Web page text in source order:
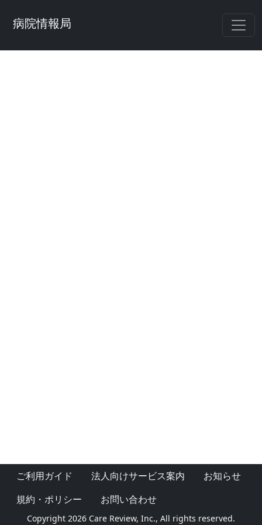
病院情報局
ご利用ガイド 法人向けサービス案内
お知らせ
規約・ポリシー
お問い合わせ
Copyright 2026 Care Review, Inc., All rights reserved.